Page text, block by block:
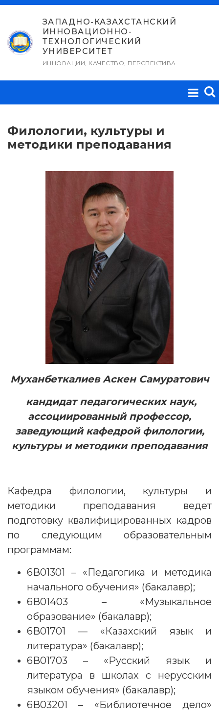
Перейти
содержимому
ЗАПАДНО-КАЗАХСТАНСКИЙ
ИННОВАЦИОННО-
ТЕХНОЛОГИЧЕСКИЙ
УНИВЕРСИТЕТ
ИННОВАЦИИ, КАЧЕСТВО, ПЕРСПЕКТИВА
Филологии, культуры и
методики преподавания
Муханбеткалиев Аскен Самуратович
кандидат педагогических наук,
ассоциированный профессор,
заведующий кафедрой филологии,
культуры и методики преподавания
Кафедра филологии, культуры и
методики преподавания ведет
подготовку квалифицированных кадров
по следующим образовательным
программам:
6В01301 – «Педагогика и методика
начального обучения» (бакалавр);
6В01403 – «Музыкальное
образование» (бакалавр);
6В01701 — «Казахский язык и
литература» (бакалавр);
6В01703 – «Русский язык и
литература в школах с нерусским
языком обучения» (бакалавр);
6В03201 – «Библиотечное дело»